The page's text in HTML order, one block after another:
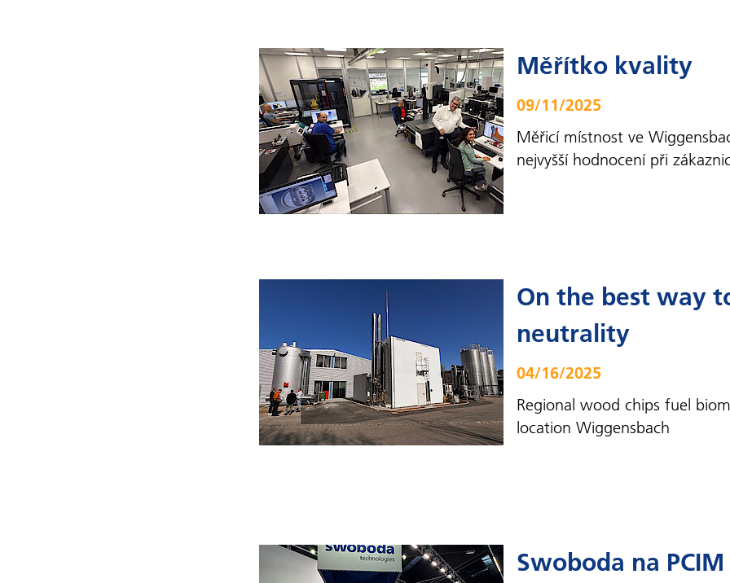
Měřítko kvality
09/11/2025
Měřicí místnost ve
nejvyšší hodnocení při
On the best way
neutrality
04/16/2025
Regional wood chips fuel
location Wiggensbach
Swoboda na PCIM